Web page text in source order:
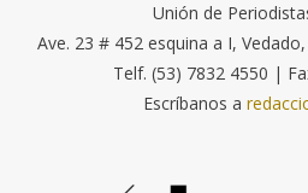
Unión de
Ave. 23 # 452 esquina a I,
Telf. (53) 7832 4550 |
Escríbanos a